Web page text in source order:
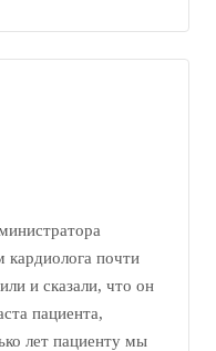
кардиолога почти
и сказали, что он
пациента,
лет пациенту мы